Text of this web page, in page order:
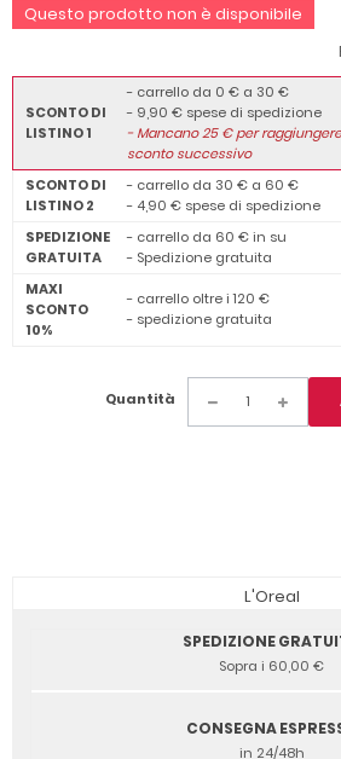
Questo prodotto non è disponibile
SCONTO DI
LISTINO 1
- carrello da 0 € a 30 €
- 9,90 € spese di spedizione
-Mancano25€ per
sconto successivo
SCONTO DI
LISTINO 2
- carrello da 30 € a 60 €
- 4,90 € spese di spedizione
SPEDIZIONE
GRATUITA
- carrello da 60 € in su
- Spedizione gratuita
MAXI
SCONTO
10%
- carrello oltre i 120 €
- spedizione gratuita
Quantità
L'Oreal
SPEDIZIONE
Sopra i 60,00 €
CONSEGNA
in 24/48h